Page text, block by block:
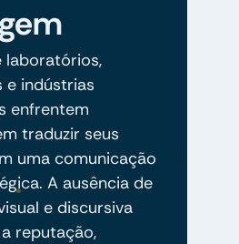
laboratórios,
indústrias
enfrentem
traduzir seus
uma comunicação
A ausência de
e discursiva
reputação,